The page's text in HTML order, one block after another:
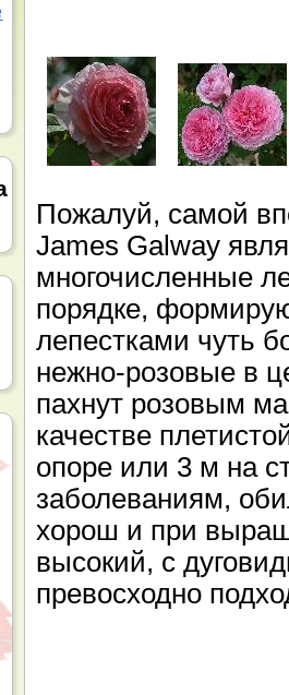
Пожалуй, самой
James Galway
многочисленные
порядке,
лепестками чуть
нежно-розовые в
пахнут розовым
качестве
опоре или 3 м на
заболеваниям,
хорош и при
высокий, с
превосходно